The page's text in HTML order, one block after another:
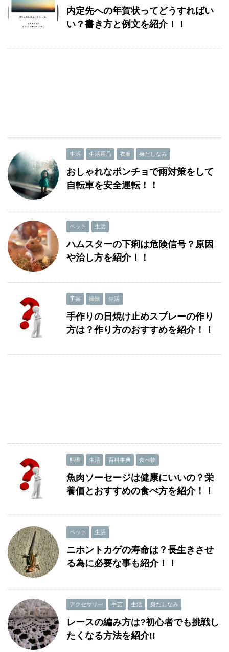
内定先への年賀状ってどうすればい
い？書き方と例文を紹介！！
生活 生活用品 衣服 身だしなみ
おしゃれなポンチョで雨対策をして
自転車を安全運転！！
ペット 生活
ハムスターの下痢は危険信号？原因
や治し方を紹介！！
手芸 掃除 生活
手作りの日焼け止めスプレーの作り
方は？作り方のおすすめを紹介！！
料理 生活 百科事典 食べ物
魚肉ソーセージは健康にいいの？栄
養価とおすすめの食べ方を紹介！！
ペット 生活
ニホントカゲの寿命は？長生きさせ
る為に必要な事も紹介！！
アクセサリー 手芸 生活 身だしなみ
レースの編み方は?初心者でも挑戦し
たくなる方法を紹介!!